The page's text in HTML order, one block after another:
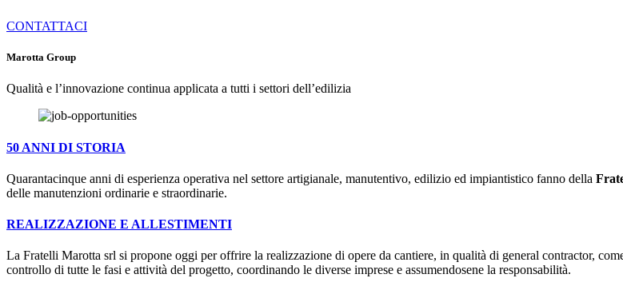
CONTATTACI
Marotta Group
Qualità e l’innovazione continua applicata a tutti i settori dell’edilizia
50 ANNI DI STORIA
Quarantacinque anni di esperienza operativa nel settore artigianale, manutentivo, edilizio ed impiantistico fanno della
delle manutenzioni ordinarie e straordinarie.
REALIZZAZIONE E ALLESTIMENTI
La Fratelli Marotta srl si propone oggi per offrire la realizzazione di opere da cantiere, in qualità di general contractor,
controllo di tutte le fasi e attività del progetto, coordinando le diverse imprese e assumendosene la responsabilità.